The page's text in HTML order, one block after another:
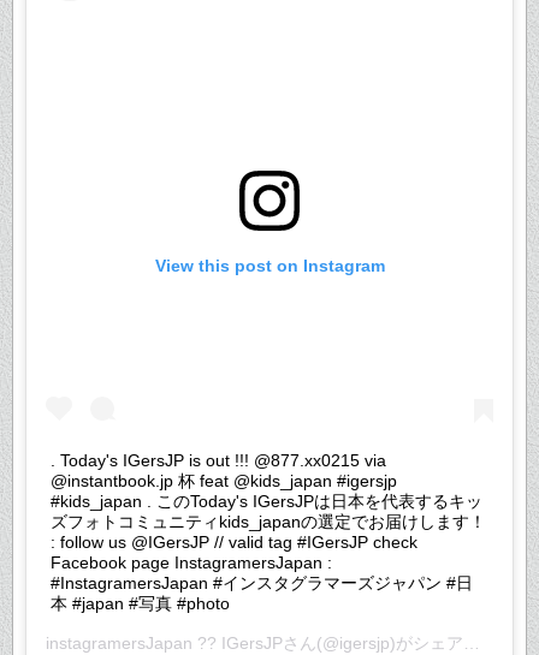
View this post on Instagram
. Today's IGersJP is out !!! @877.xx0215 via
@instantbook.jp 杯 feat @kids_japan #igersjp
#kids_japan . このToday's IGersJPは日本を代表するキッ
ズフォトコミュニティkids_japanの選定でお届けします！
: follow us @IGersJP // valid tag #IGersJP check
Facebook page InstagramersJapan :
#InstagramersJapan #インスタグラマーズジャパン #日
本 #japan #写真 #photo
instagramersJapan ?? IGersJPさん(@igersjp)がシェアした投稿 –